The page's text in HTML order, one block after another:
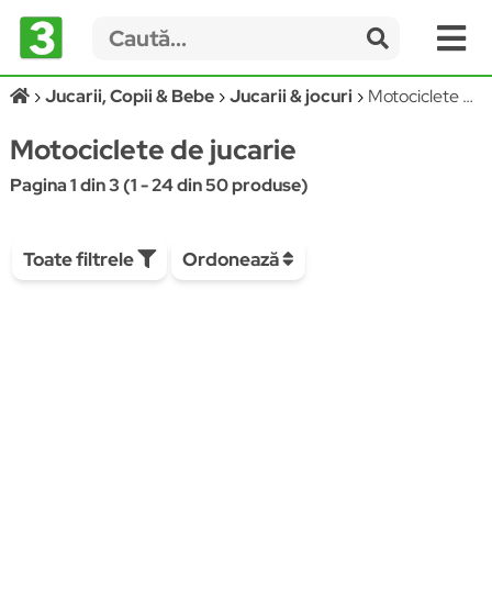
Jucarii, Copii & Bebe Jucarii & jocuri Motociclete de jucarie
Motociclete de jucarie
Pagina 1 din 3 (1 - 24 din 50 produse)
Toate filtrele Ordonează